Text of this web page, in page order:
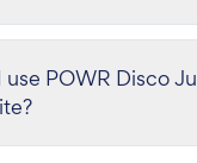
POWR Disco